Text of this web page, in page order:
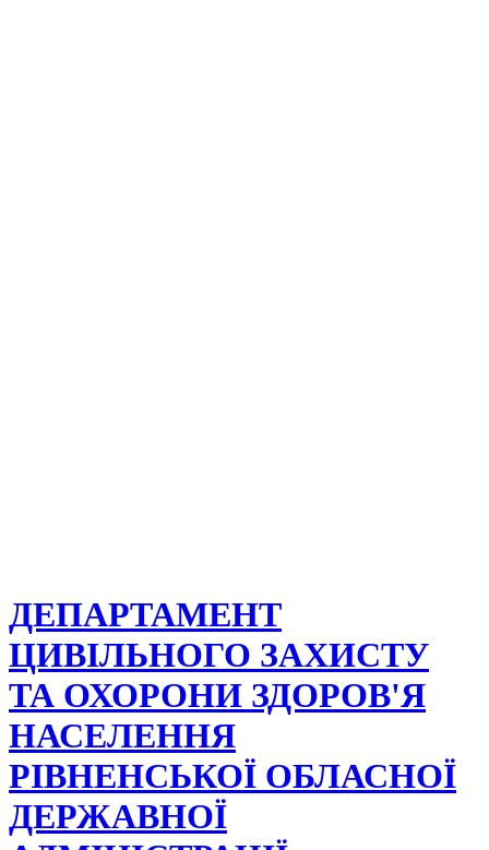
ДЕПАРТАМЕНТ
ЦИВІЛЬНОГО ЗАХИСТУ
ТА ОХОРОНИ ЗДОРОВ'Я
НАСЕЛЕННЯ
РІВНЕНСЬКОЇ ОБЛАСНОЇ
ДЕРЖАВНОЇ